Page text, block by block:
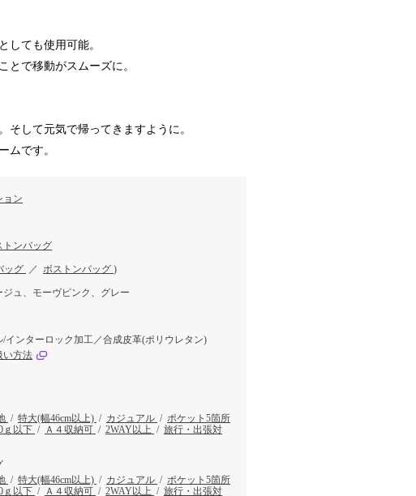
しても使用可能。
とで移動がスムーズに。
して元気で帰ってきますように。
ムです。
ョン
トンバッグ
ッグ ／ ボストンバッグ )
ジュ、モーヴピンク、グレー
/インターロック加工／合成皮革(ポリウレタン)
い方法
/ 特大(幅46cm以上) / カジュアル / ポケット5箇所
ｇ以下 / Ａ４収納可 / 2WAY以上 / 旅行・出張対
/ 特大(幅46cm以上) / カジュアル / ポケット5箇所
ｇ以下 / Ａ４収納可 / 2WAY以上 / 旅行・出張対